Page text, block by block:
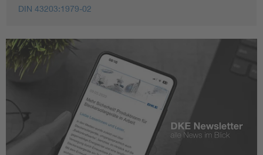
Elektrofachkraft (EFK)
DIN 43203:1979-02